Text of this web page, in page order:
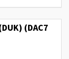
(DAC7